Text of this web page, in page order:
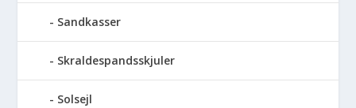
Sandkasser
Skraldespandsskjuler
Solsejl